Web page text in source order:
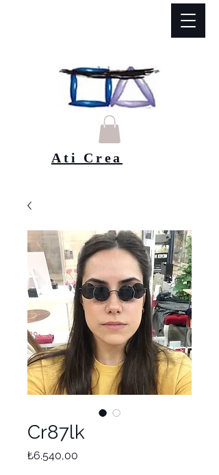
Ati Crea
Cr87lk
₺6.540,00